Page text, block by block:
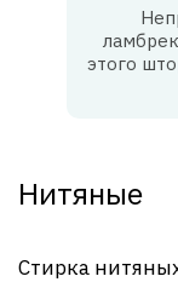
этого
Нитяные
Стирка